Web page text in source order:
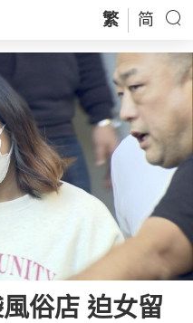
繁 简
俗店 迫女留